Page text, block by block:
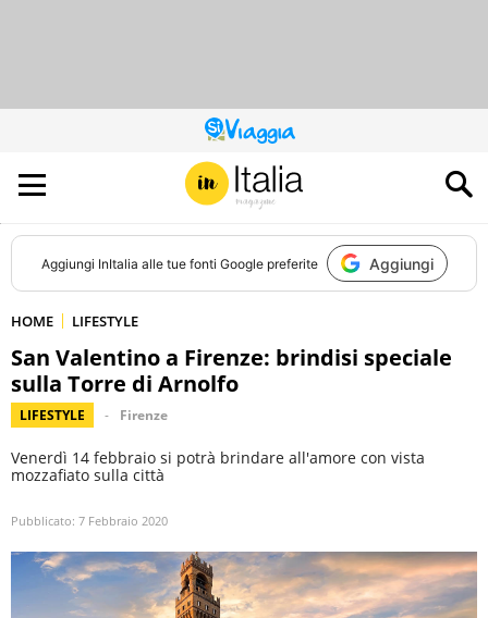
QUESTO
SITO
CONTRIBUISCE
ALL’AUDIENCE
DI
Aggiungi InItalia alle tue fonti Google preferite Aggiungi
HOME LIFESTYLE
San Valentino a Firenze: brindisi speciale
sulla Torre di Arnolfo
LIFESTYLE Firenze
Venerdì 14 febbraio si potrà brindare all'amore con vista
mozzafiato sulla città
Pubblicato: 7 Febbraio 2020